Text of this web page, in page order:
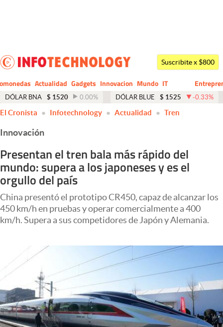
Dólar
Economía y Política
Finanzas y Mercados
Mercados Online
Negocios
Columnistas
Apertura
Mundial 2026
Eventos Corporativos
El Cronista Studio
Suscribite x $800
Actualidad Gadgets Innovacion Mundo
CIO
IT
Business
DÓLAR BNA $ 1520 0.00% DÓLAR BLUE $ 1525 -0.33%
El Cronista Infotechnology Actualidad Tren
Innovación
Presentan el tren bala más rápido del
mundo: supera a los japoneses y es el
orgullo del país
China presentó el prototipo CR450, capaz de alcanzar los
450 km/h en pruebas y operar comercialmente a 400
km/h. Supera a sus competidores de Japón y Alemania.